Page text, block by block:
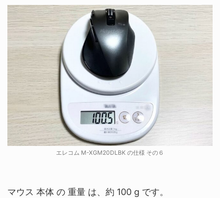
エレコム M-XGM20DLBK の仕様 その６
マウス 本体 の 重量 は、約 100 g です。